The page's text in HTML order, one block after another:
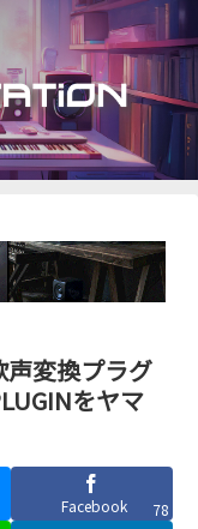
声変換プラグ
をヤマ
Facebook 78